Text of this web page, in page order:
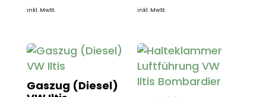
inkl. MwSt. inkl. MwSt.
Gaszug (Diesel)